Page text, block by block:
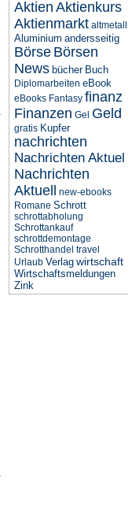
Aktien Aktienkurs
Aktienmarkt altmetall
Aluminium andersseitig
Börse Börsen
News bücher Buch
Diplomarbeiten eBook
eBooks Fantasy finanz
Finanzen Gel Geld
gratis Kupfer
nachrichten
Nachrichten Aktuel
Nachrichten
Aktuell
new-ebooks
Romane Schrott
schrottabholung
Schrottankauf
schrottdemontage
Schrotthandel travel
Urlaub Verlag wirtschaft
Wirtschaftsmeldungen
Zink